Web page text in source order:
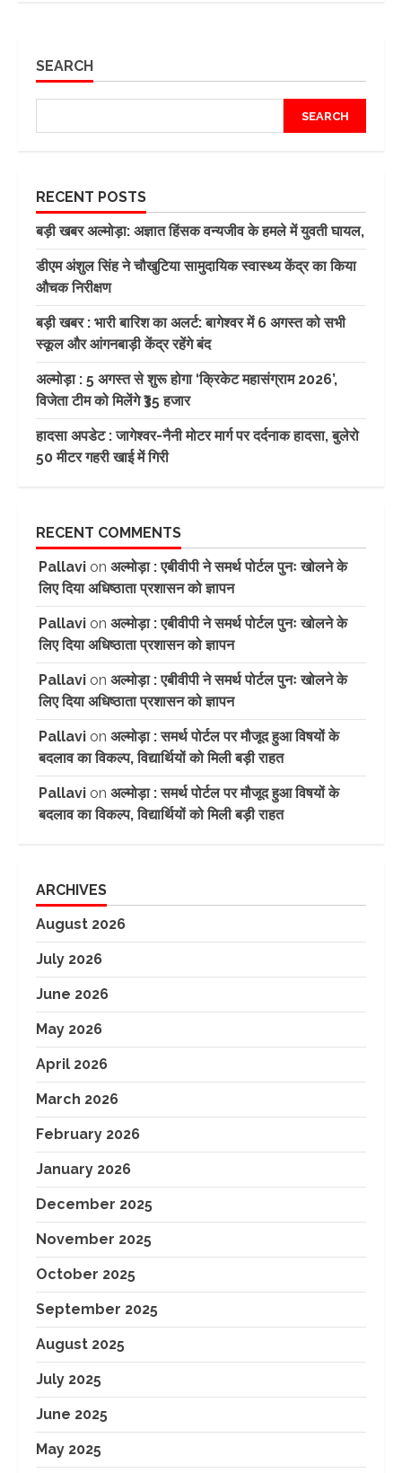
SEARCH
SEARCH
RECENT POSTS
बड़ी खबर अल्मोड़ा: अज्ञात हिंसक वन्यजीव के हमले में युवती घायल,
डीएम अंशुल सिंह ने चौखुटिया सामुदायिक स्वास्थ्य केंद्र का किया
औचक निरीक्षण
बड़ी खबर : भारी बारिश का अलर्ट: बागेश्वर में 6 अगस्त को सभी
स्कूल और आंगनबाड़ी केंद्र रहेंगे बंद
अल्मोड़ा : 5 अगस्त से शुरू होगा ‘क्रिकेट महासंग्राम 2026’,
विजेता टीम को मिलेंगे ₹35 हजार
हादसा अपडेट : जागेश्वर-नैनी मोटर मार्ग पर दर्दनाक हादसा, बुलेरो
50 मीटर गहरी खाई में गिरी
RECENT COMMENTS
Pallavi on अल्मोड़ा : एबीवीपी ने समर्थ पोर्टल पुनः खोलने के
लिए दिया अधिष्ठाता प्रशासन को ज्ञापन
Pallavi on अल्मोड़ा : एबीवीपी ने समर्थ पोर्टल पुनः खोलने के
लिए दिया अधिष्ठाता प्रशासन को ज्ञापन
Pallavi on अल्मोड़ा : एबीवीपी ने समर्थ पोर्टल पुनः खोलने के
लिए दिया अधिष्ठाता प्रशासन को ज्ञापन
Pallavi on अल्मोड़ा : समर्थ पोर्टल पर मौजूद हुआ विषयों के
बदलाव का विकल्प, विद्यार्थियों को मिली बड़ी राहत
Pallavi on अल्मोड़ा : समर्थ पोर्टल पर मौजूद हुआ विषयों के
बदलाव का विकल्प, विद्यार्थियों को मिली बड़ी राहत
ARCHIVES
August 2026
July 2026
June 2026
May 2026
April 2026
March 2026
February 2026
January 2026
December 2025
November 2025
October 2025
September 2025
August 2025
July 2025
June 2025
May 2025